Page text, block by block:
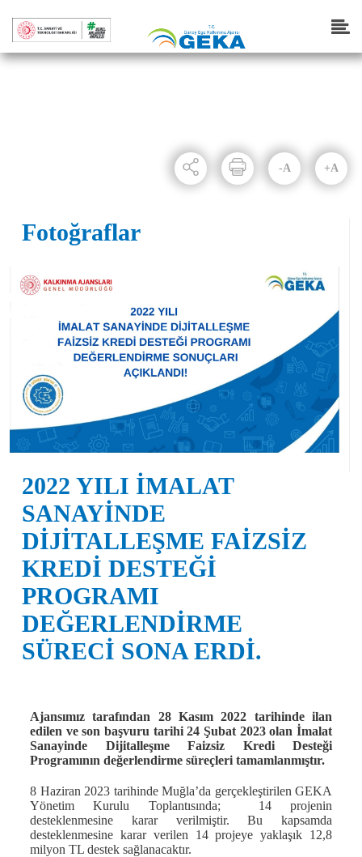
-A +A
Fotoğraflar
2022 YILI İMALAT
SANAYİNDE
DİJİTALLEŞME FAİZSİZ
KREDİ DESTEĞİ
PROGRAMI
DEĞERLENDİRME
SÜRECİ SONA ERDİ.
Ajansımız tarafından 28 Kasım 2022 tarihinde ilan
edilen ve son başvuru tarihi 24 Şubat 2023 olan İmalat
Sanayinde Dijitalleşme Faizsiz Kredi Desteği
Programının değerlendirme süreçleri tamamlanmıştır.
8 Haziran 2023 tarihinde Muğla’da gerçekleştirilen GEKA
Yönetim Kurulu Toplantısında; 14 projenin
desteklenmesine karar verilmiştir. Bu kapsamda
desteklenmesine karar verilen 14 projeye yaklaşık 12,8
milyon TL destek sağlanacaktır.